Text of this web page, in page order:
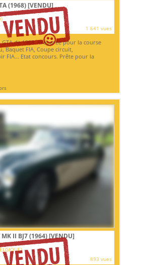
(1968)[VENDU]
1 641 vues
GTA de 1968. Préparée pour la course
Baquet FIA, Coupe circuit,
FIA... Etat concours. Prête pour la
II BJ7 (1964)[VENDU]
893 vues